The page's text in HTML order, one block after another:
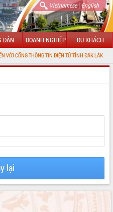
Vietnamese| English
DÂN DOANH NGHIỆP DU KHÁCH
THÔNG TIN ĐIỆN TỬ TỈNH ĐẮK LẮK
lại